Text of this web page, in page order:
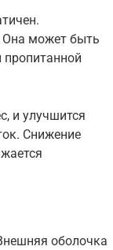
Она может быть
пропитанной
и улучшится
Снижение
оболочка